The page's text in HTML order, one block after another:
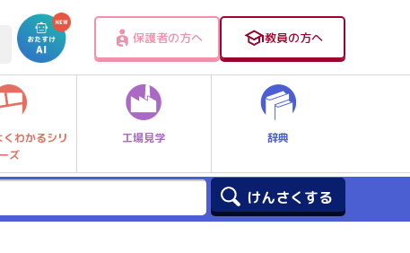
保護者の方へ 教員の方へ
わかるシリ
ーズ
工場見学 辞典